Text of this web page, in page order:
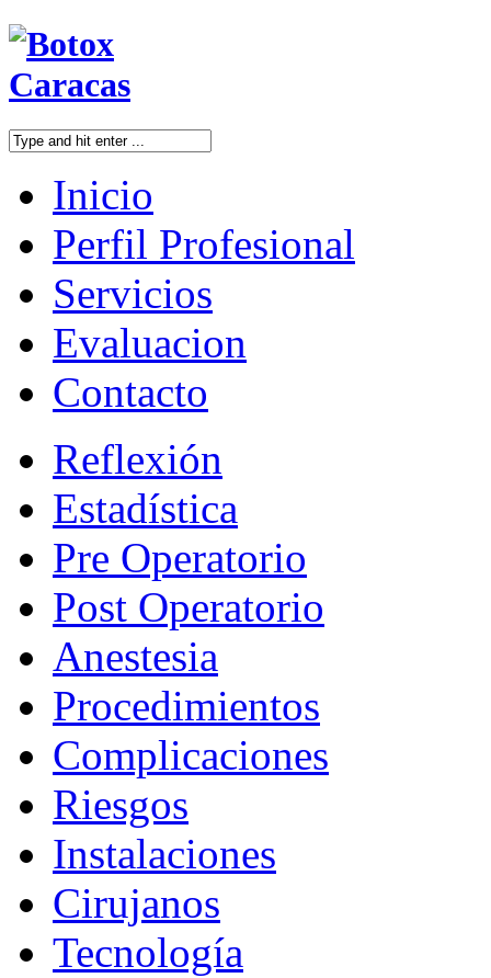
Inicio
Perfil Profesional
Servicios
Evaluacion
Contacto
Reflexión
Estadística
Pre Operatorio
Post Operatorio
Anestesia
Procedimientos
Complicaciones
Riesgos
Instalaciones
Cirujanos
Tecnología